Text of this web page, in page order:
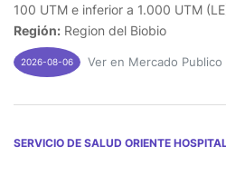
100 UTM e inferior a 1.000 UTM
Región: Region del Biobio
2026-08-06 Ver en Mercado Publico
SERVICIO DE SALUD ORIENTE